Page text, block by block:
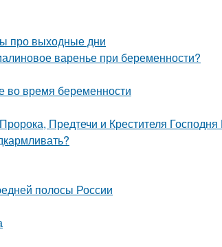
про выходные дни
варенье при беременности?
во время беременности
Предтечи и Крестителя
полосы России